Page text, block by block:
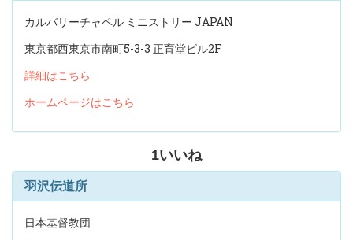
カルバリーチャペル ミニストリー JAPAN
東京都西東京市南町5-3-3 正育堂ビル2F
詳細はこちら
ホームページはこちら
1いいね
羽沢伝道所
日本基督教団